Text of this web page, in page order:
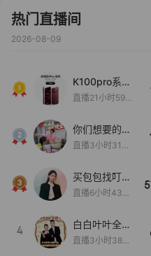
热门直播间
2026-08-09
K100pro系列
新品预约中~
直播21小时59
你们想要的
包！终于来
意！
直播3小时31分
买包包找叮
当,一折购！
直播6小时43分
4
白白叶叶全品
类好物补贴节
直播3小时38分